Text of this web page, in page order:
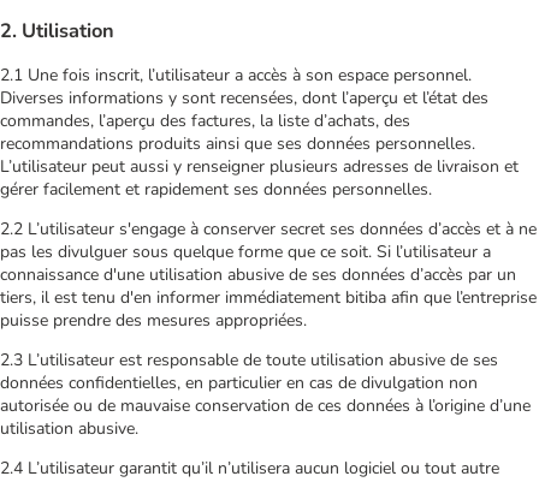
2. Utilisation
2.1 Une fois inscrit, l’utilisateur a accès à son espace personnel.
Diverses informations y sont recensées, dont l’aperçu et l’état des
commandes, l’aperçu des factures, la liste d’achats, des
recommandations produits ainsi que ses données personnelles.
L’utilisateur peut aussi y renseigner plusieurs adresses de livraison et
gérer facilement et rapidement ses données personnelles.
2.2 L’utilisateur s'engage à conserver secret ses données d’accès et à ne
pas les divulguer sous quelque forme que ce soit. Si l’utilisateur a
connaissance d'une utilisation abusive de ses données d’accès par un
tiers, il est tenu d'en informer immédiatement bitiba afin que l’entreprise
puisse prendre des mesures appropriées.
2.3 L’utilisateur est responsable de toute utilisation abusive de ses
données confidentielles, en particulier en cas de divulgation non
autorisée ou de mauvaise conservation de ces données à l’origine d’une
utilisation abusive.
2.4 L’utilisateur garantit qu’il n’utilisera aucun logiciel ou tout autre